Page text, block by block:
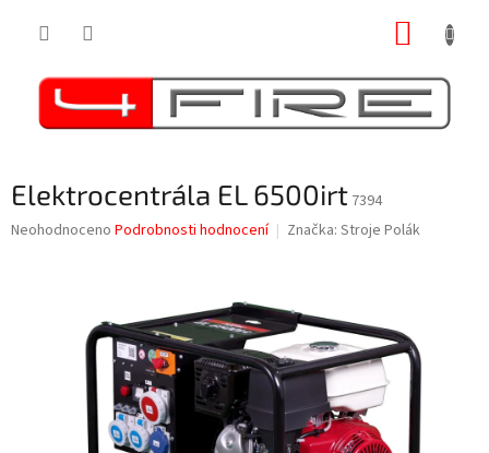
Elektrocentrála EL 6500irt 7394
Průměrné
Neohodnoceno Podrobnosti hodnocení Značka: Stroje Polák